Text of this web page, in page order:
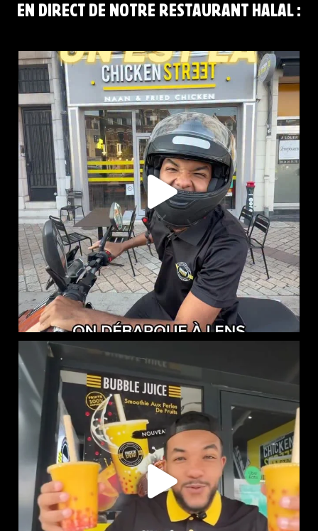
EN DIRECT DE NOTRE RESTAURANT HALAL :
CHICKEN STREET LENS EST LÀ
12 Place...
44 37
NOUVEAUTÉ CHEZ CHICKEN STREET
...
46 0